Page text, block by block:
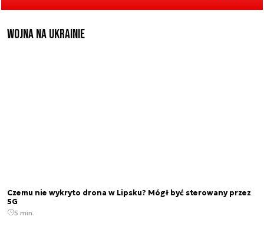
Wojna na Ukrainie
Czemu nie wykryto drona w Lipsku? Mógł być sterowany przez
5G
5 min.